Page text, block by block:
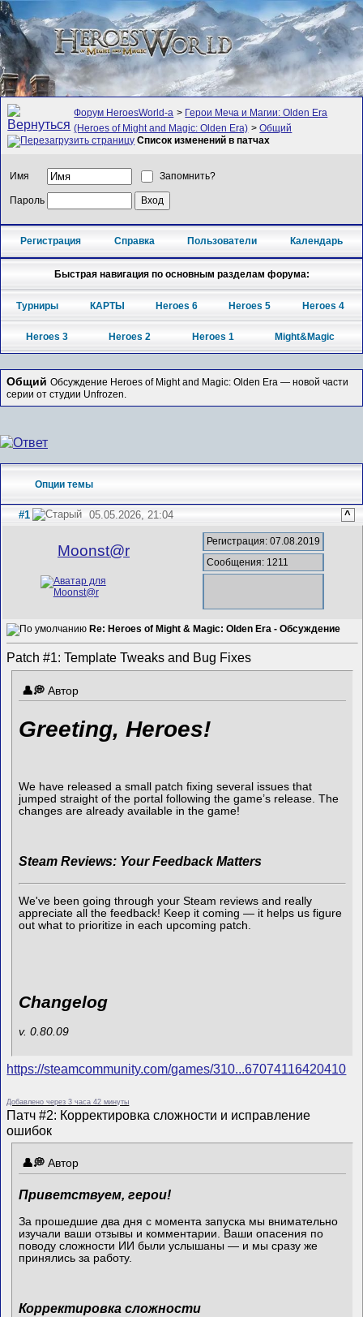
Форум HeroesWorld-а > Герои Меча и Магии: Olden Era
(Heroes of Might and Magic: Olden Era) >Общий
Список изменений в патчах
Имя Запомнить?
Пароль
Регистрация Справка Пользователи Календарь
Быстрая навигация по основным разделам форума:
Турниры КАРТЫ Heroes 6 Heroes 5 Heroes 4
Heroes 3 Heroes 2 Heroes 1 Might&Magic
Общий Обсуждение Heroes of Might and Magic: Olden Era — новой части
серии от студии Unfrozen.
Опции темы
#1 05.05.2026, 21:04 ^
Mооnst@r
Регистрация: 07.08.2019
Сообщения: 1211
Re: Heroes of Might & Magic: Olden Era - Обсуждение
Patch #1: Template Tweaks and Bug Fixes
Автор
Greeting, Heroes!
We have released a small patch fixing several issues that
jumped straight of the portal following the game’s release. The
changes are already available in the game!
Steam Reviews: Your Feedback Matters
We've been going through your Steam reviews and really
appreciate all the feedback! Keep it coming — it helps us figure
out what to prioritize in each upcoming patch.
Changelog
v. 0.80.09
https://steamcommunity.com/games/310...67074116420410
Добавлено через 3 часа 42 минуты
Патч #2: Корректировка сложности и исправление
ошибок
Автор
Приветствуем, герои!
За прошедшие два дня с момента запуска мы внимательно
изучали ваши отзывы и комментарии. Ваши опасения по
поводу сложности ИИ были услышаны — и мы сразу же
принялись за работу.
Корректировка сложности